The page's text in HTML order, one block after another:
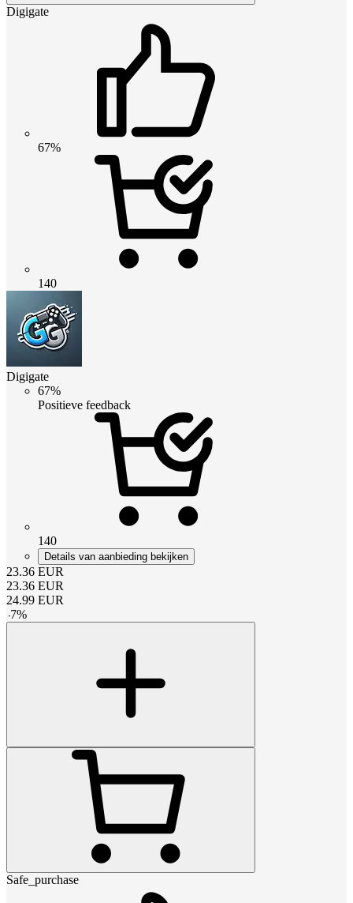
Digigate
67%
140
Digigate
67%
Positieve feedback
140
Details van aanbieding bekijken
23.36 EUR
23.36 EUR
24.99 EUR
-7%
Safe_purchase